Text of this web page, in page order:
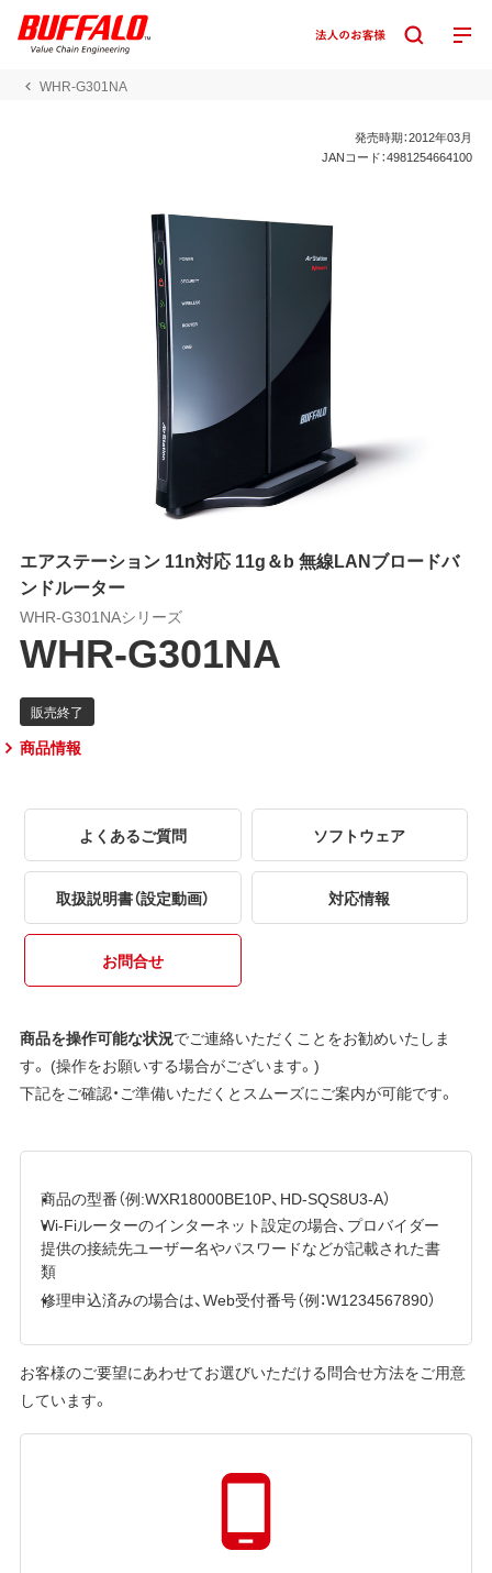
WHR-G301NA
発売時期：2012年03月
JANコード：4981254664100
エアステーション 11n対応 11g＆b 無線LANブロードバ
ンドルーター
WHR-G301NAシリーズ
WHR-G301NA
商品情報
よくあるご質問 ソフトウェア
取扱説明書（設定動画） 対応情報
お問合せ
商品を操作可能な状況でご連絡いただくことをお勧めいたしま
す。 (操作をお願いする場合がございます。)
下記をご確認・ご準備いただくとスムーズにご案内が可能です。
商品の型番（例:WXR18000BE10P、HD-SQS8U3-A）
Wi-Fiルーターのインターネット設定の場合、プロバイダー
提供の接続先ユーザー名やパスワードなどが記載された書
類
修理申込済みの場合は、Web受付番号（例：W1234567890）
お客様のご要望にあわせてお選びいただける問合せ方法をご用意
しています。